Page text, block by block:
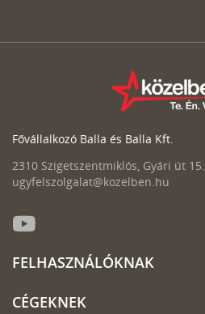
Fővállalkozó Balla és Balla Kft.
2310 Szigetszentmiklós, Gyári út 15.
ugyfelszolgalat@kozelben.hu
FELHASZNÁLÓKNAK
CÉGEKNEK